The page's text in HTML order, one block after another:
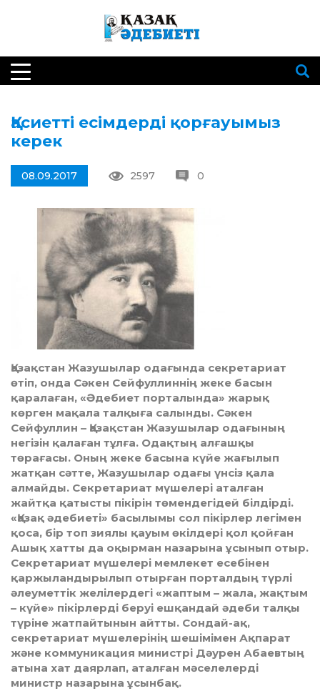
Қасиетті есімдерді қорғауымыз
керек
08.09.2017 2597 0
Қазақстан Жазушылар одағында секретариат
өтіп, онда Сәкен Сейфуллиннің жеке басын
қаралаған, «Әдебиет порталында» жарық
көрген мақала талқыға салынды. Сәкен
Сейфуллин – Қазақстан Жазушылар одағының
негізін қалаған тұлға. Одақтың алғашқы
төрағасы. Оның жеке басына күйе жағылып
жатқан сәтте, Жазушылар одағы үнсіз қала
алмайды. Секретариат мүшелері аталған
жайтқа қатысты пікірін төмендегідей білдірді.
«Қазақ әдебиеті» басылымы сол пікірлер легімен
қоса, бір топ зиялы қауым өкілдері қол қойған
Ашық хатты да оқырман назарына ұсынып отыр.
Секретариат мүшелері мемлекет есебінен
қаржыландырылып отырған порталдың түрлі
әлеуметтік желілердегі «жаптым – жала, жақтым
– күйе» пікірлерді беруі ешқандай әдеби талқы
түріне жатпайтынын айтты. Сондай-ақ,
секретариат мүшелерінің шешімімен Ақпарат
және коммуникация министрі Дәурен Абаевтың
атына хат даярлап, аталған мәселелерді
министр назарына ұсынбақ.